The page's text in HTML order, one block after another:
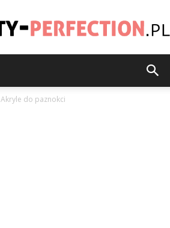
Akryle do paznokci